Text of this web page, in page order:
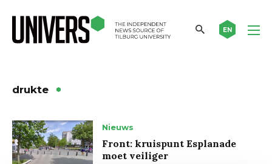
EN
drukte
Nieuws
Front: kruispunt Esplanade
moet veiliger